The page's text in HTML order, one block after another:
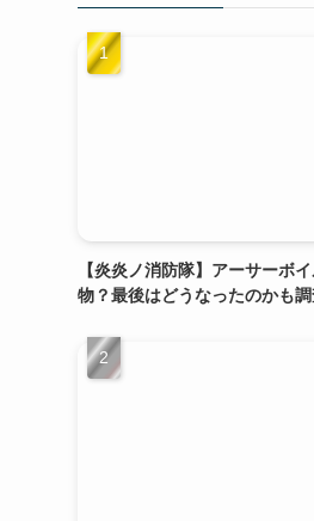
【炎炎ノ消防隊】アーサーボ
物？最後はどうなったのかも調